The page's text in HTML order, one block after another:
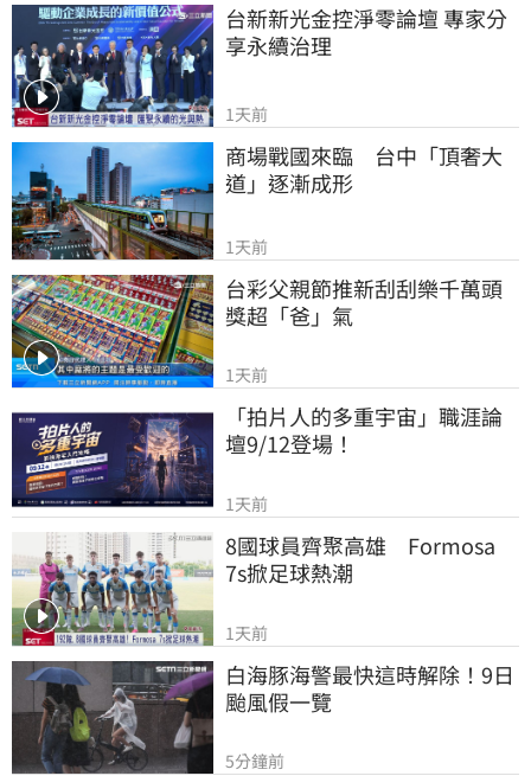
台新新光金控淨零論壇 專家分
享永續治理
1天前
商場戰國來臨　台中「頂奢大
道」逐漸成形
1天前
台彩父親節推新刮刮樂千萬頭
獎超「爸」氣
1天前
「拍片人的多重宇宙」職涯論
壇9/12登場！
1天前
8國球員齊聚高雄　Formosa
7s掀足球熱潮
1天前
白海豚海警最快這時解除！9日
颱風假一覽
5分鐘前